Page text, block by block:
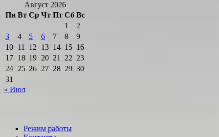
Август 2026
Пн Вт Ср Чт Пт Сб Вс
1
2
3
4 5 6 7 8
9
10 11 12 13 14 15 16
17 18 19 20 21 22 23
24 25 26 27 28 29 30
31
« Июл
Режим работы